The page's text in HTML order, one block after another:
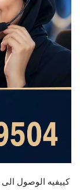
كييفيه الوصول الى